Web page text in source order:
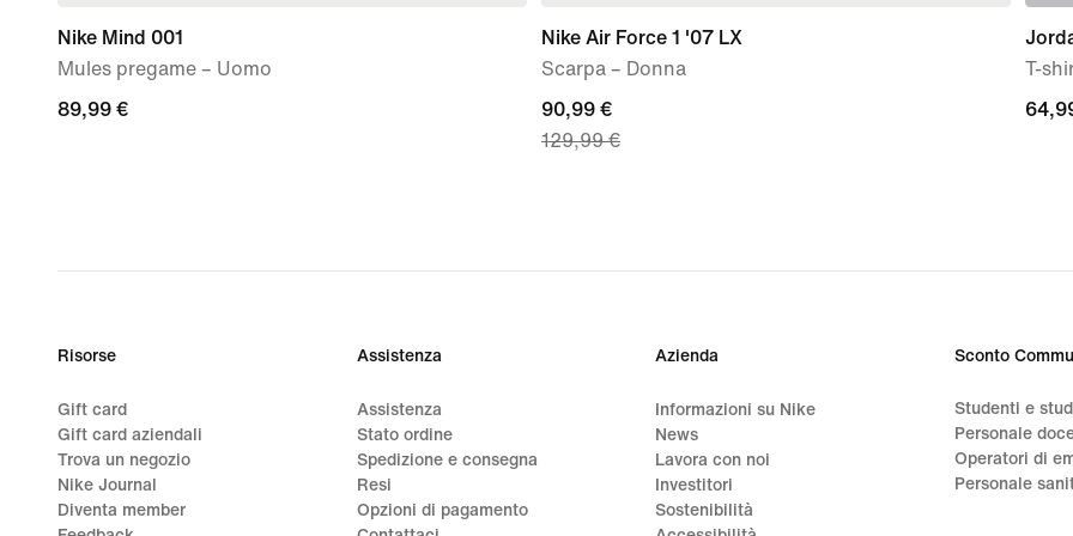
Nike Mind 001
Mules pregame – Uomo
89,99
89,99 €
Nike Air Force 1 '07 LX
Scarpa – Donna
current
price
price
90,99 €
129,99 €
T-
Risorse
Gift card
Gift card aziendali
Trova un negozio
Nike Journal
Diventa member
Assistenza
Assistenza
Stato ordine
Spedizione e consegna
Resi
Opzioni di pagamento
Azienda
Informazioni su Nike
News
Lavora con noi
Investitori
Sostenibilità
Sconto
Studenti e
Personale
Operatori di
Personale